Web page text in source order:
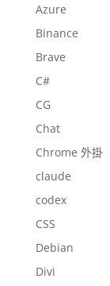
Azure
Binance
Brave
C#
CG
Chat
Chrome 外掛
claude
codex
CSS
Debian
Divi